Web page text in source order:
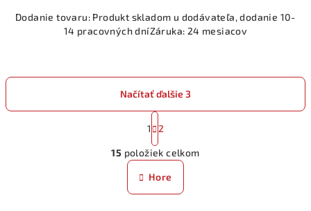
Dodanie tovaru: Produkt skladom u dodávateľa, dodanie 10-
14 pracovných dníZáruka: 24 mesiacov
O
v
l
á
Načítať ďalšie 3
S
t
r
á
k
o
1 2
15 položiek celkom
Hore